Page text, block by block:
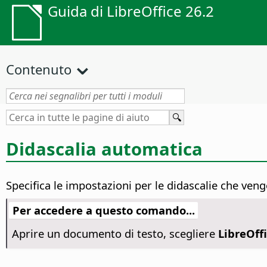
Guida di LibreOffice 26.2
Contenuto
Didascalia automatica
Specifica le impostazioni per le didascalie che
Per accedere a questo comando...
Aprire un documento di testo, scegliere